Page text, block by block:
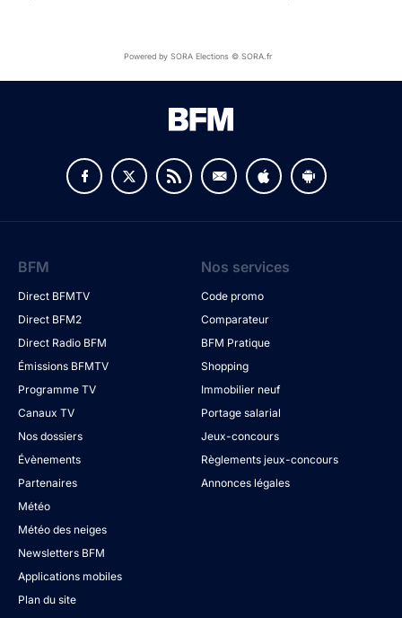
Powered by SORA Elections © SORA.fr
BFM
Direct BFMTV
Direct BFM2
Direct Radio BFM
Émissions BFMTV
Programme TV
Canaux TV
Nos dossiers
Évènements
Partenaires
Météo
Météo des neiges
Newsletters BFM
Applications mobiles
Plan du site
Nos services
Code promo
Comparateur
BFM Pratique
Shopping
Immobilier neuf
Portage salarial
Jeux-concours
Règlements jeux-concours
Annonces légales